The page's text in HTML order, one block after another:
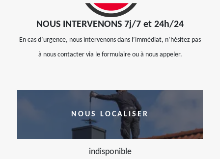
NOUS INTERVENONS 7j/7 et 24h/24
En cas d’urgence, nous intervenons dans l’immédiat, n’hésitez pas
à nous contacter via le formulaire ou à nous appeler.
NOUS LOCALISER
indisponible